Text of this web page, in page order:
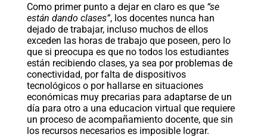
Como primer punto a dejar en claro es que “se
están dando clases”, los docentes nunca han
dejado de trabajar, incluso muchos de ellos
exceden las horas de trabajo que poseen, pero lo
que si preocupa es que no todos los estudiantes
están recibiendo clases, ya sea por problemas de
conectividad, por falta de dispositivos
tecnológicos o por hallarse en situaciones
económicas muy precarias para adaptarse de un
día para otro a una educacion virtual que requiere
un proceso de acompañamiento docente, que sin
los recursos necesarios es imposible lograr.